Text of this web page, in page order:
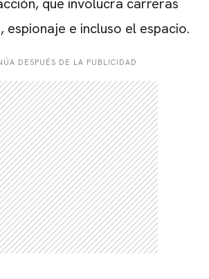
espionaje e incluso el espacio.
DESPUÉS DE LA PUBLICIDAD